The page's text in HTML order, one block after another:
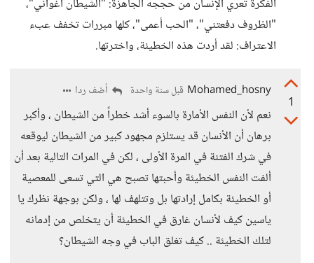
الفكرة تعري الإنسان من حججه الجاهزة: "الشيطان أغواني"،
"الظروف دفعتني"، "الحب أعمى"، كلها مبررات تخفف عبء
الاعتراف: لقد أردت هذه الخطيئة، واخترتها.
1
Mohamed_hosny قبل سنة واحدة أضف ردا
نعم لأن النفس الأمارة بالسوء أشد خطراً من الشيطان ، وأكبر
برهان أن الأنسان قد يستلزم مجهود كبير من الشيطان ليوقعه
في شرك الفتنة في المرة الأولى ، لكن في المرات التالية بعد أن
ألفت النفس الخطيئة وأحبتها تصبح هي التي تسعى للمعصية
أو الخطيئة بكامل إرادتها بل وتتلهف لها ، ولكن بوجهة نظرك يا
ياسين كيف لأنسان غارق في الخطيئة أن يتخلص من إدمانه
لتلك الخطيئة .. كيف تغلق الباب في وجه الشيطان؟